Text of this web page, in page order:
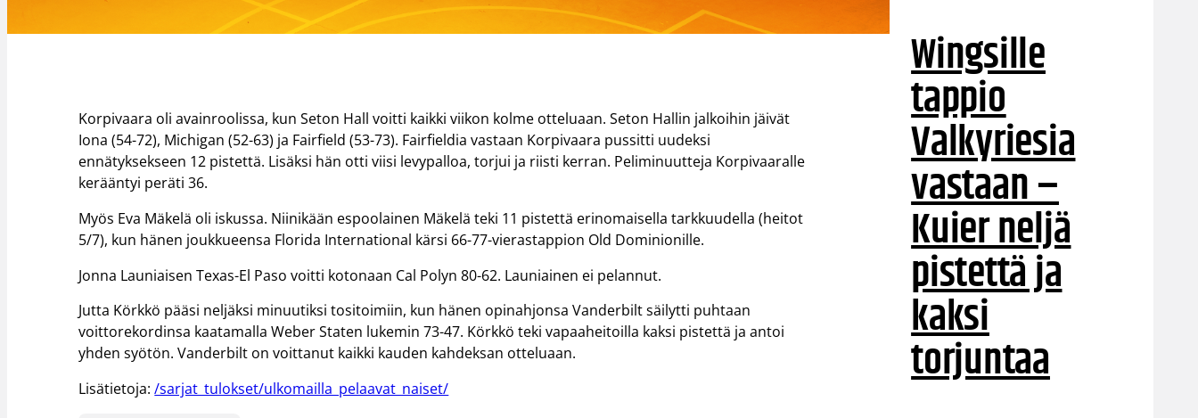
Korpivaara oli avainroolissa, kun Seton Hall voitti kaikki viikon kolme otteluaan. Seton Hallin jalkoihin jäivät
Iona (54-72), Michigan (52-63) ja Fairfield (53-73). Fairfieldia vastaan Korpivaara pussitti uudeksi
ennätyksekseen 12 pistettä. Lisäksi hän otti viisi levypalloa, torjui ja riisti kerran. Peliminuutteja Korpivaaralle
kerääntyi peräti 36.
Myös Eva Mäkelä oli iskussa. Niinikään espoolainen Mäkelä teki 11 pistettä erinomaisella tarkkuudella (heitot
5/7), kun hänen joukkueensa Florida International kärsi 66-77-vierastappion Old Dominionille.
Jonna Launiaisen Texas-El Paso voitti kotonaan Cal Polyn 80-62. Launiainen ei pelannut.
Jutta Körkkö pääsi neljäksi minuutiksi tositoimiin, kun hänen opinahjonsa Vanderbilt säilytti puhtaan
voittorekordinsa kaatamalla Weber Staten lukemin 73-47. Körkkö teki vapaaheitoilla kaksi pistettä ja antoi
yhden syötön. Vanderbilt on voittanut kaikki kauden kahdeksan otteluaan.
Lisätietoja:/sarjat_tulokset/ulkomailla_pelaavat_naiset/
Wingsille
tappio
Valkyriesia
vastaan –
Kuier neljä
pistettä ja
kaksi
torjuntaa